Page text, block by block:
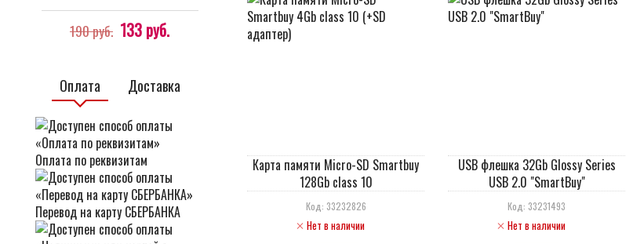
190 руб. 133 руб.
Оплата Доставка
Оплата по реквизитам
Перевод на карту СБЕРБАНКА
Карта памяти Micro-SD Smartbuy
128Gb class 10
Код: 33232826
Нет в наличии
USB флешка 32Gb Glossy Series
USB 2.0 "SmartBuy"
Код: 33231493
Нет в наличии